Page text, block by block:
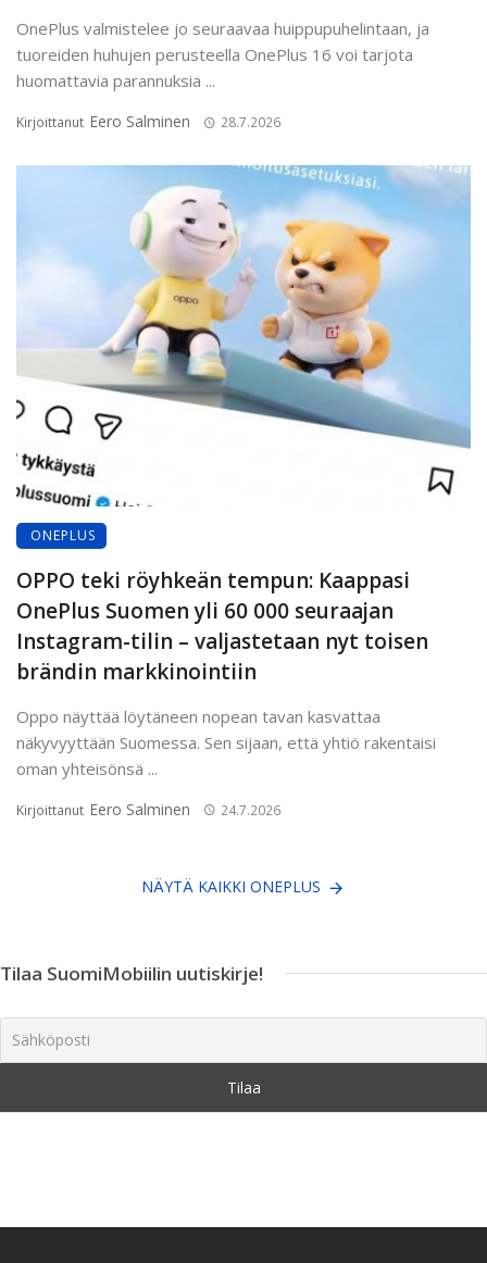
OnePlus valmistelee jo seuraavaa huippupuhelintaan, ja
tuoreiden huhujen perusteella OnePlus 16 voi tarjota
huomattavia parannuksia ...
Kirjoittanut Eero Salminen 28.7.2026
ONEPLUS
OPPO teki röyhkeän tempun: Kaappasi
OnePlus Suomen yli 60 000 seuraajan
Instagram-tilin – valjastetaan nyt toisen
brändin markkinointiin
Oppo näyttää löytäneen nopean tavan kasvattaa
näkyvyyttään Suomessa. Sen sijaan, että yhtiö rakentaisi
oman yhteisönsä ...
Kirjoittanut Eero Salminen 24.7.2026
NÄYTÄ KAIKKI ONEPLUS
Tilaa SuomiMobiilin uutiskirje!